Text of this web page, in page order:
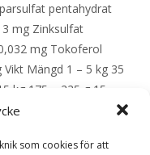
som cookies för att
pentahydrat
mg Zinksulfat
mg Tokoferol
Mängd 1 – 5 kg 35
kg 175 – 225 g 15 –
g 25 – 35 kg 320 –